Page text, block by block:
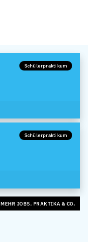
Schülerpraktikum
Schülerpraktikum
MEHR JOBS, PRAKTIKA & CO.